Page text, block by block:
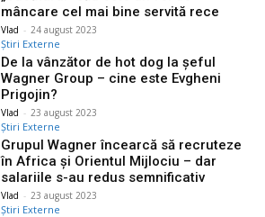
mâncare cel mai bine servită rece
Vlad - 24 august 2023
Știri Externe
De la vânzător de hot dog la șeful
Wagner Group – cine este Evgheni
Prigojin?
Vlad - 23 august 2023
Știri Externe
Grupul Wagner încearcă să recruteze
în Africa și Orientul Mijlociu – dar
salariile s-au redus semnificativ
Vlad - 23 august 2023
Știri Externe